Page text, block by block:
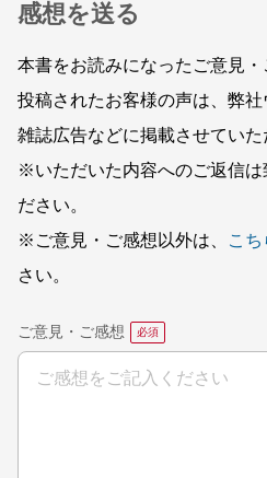
感想を送る
本書をお読みになったご意見・
投稿されたお客様の声は、弊社
雑誌広告などに掲載させていた
※いただいた内容へのご返信は
ださい。
※ご意見・ご感想以外は、
こち
さい。
ご意見・ご感想